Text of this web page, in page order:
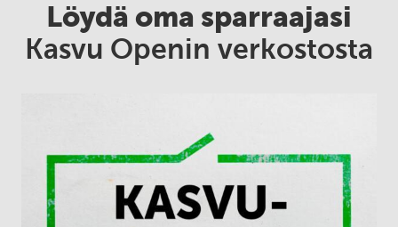
Löydä oma sparraajasi
Kasvu Openin verkostosta